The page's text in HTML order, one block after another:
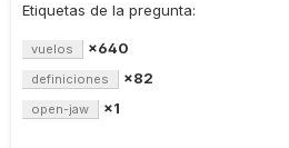
Etiquetas de la pregunta:
vuelos ×640
definiciones ×82
open-jaw ×1